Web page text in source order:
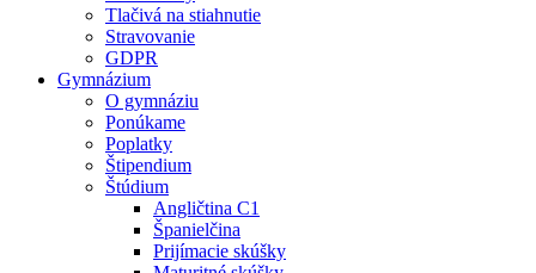
Tlačivá na stiahnutie
Stravovanie
GDPR
Gymnázium
O gymnáziu
Ponúkame
Poplatky
Štipendium
Štúdium
Angličtina C1
Španielčina
Prijímacie skúšky